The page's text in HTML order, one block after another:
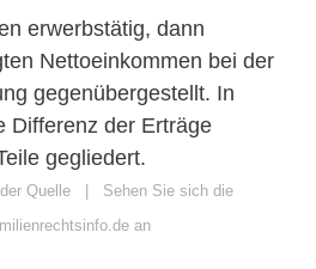
erwerbstätig, dann
Nettoeinkommen bei der
gegenübergestellt. In
Differenz der Erträge
gegliedert.
Quelle | Sehen Sie sich die
an